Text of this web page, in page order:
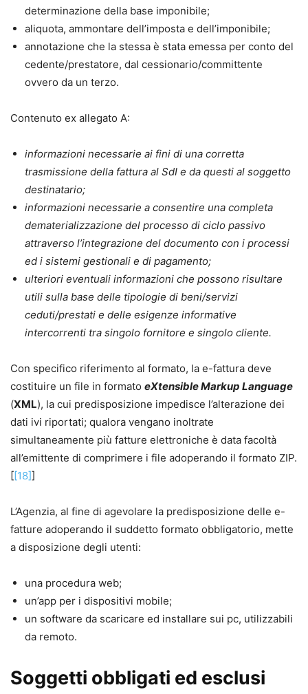
determinazione della base imponibile;
aliquota, ammontare dell’imposta e dell’imponibile;
annotazione che la stessa è stata emessa per conto del
cedente/prestatore, dal cessionario/committente
ovvero da un terzo.
Contenuto ex allegato A:
informazioni necessarie ai fini di una corretta
trasmissione della fattura al SdI e da questi al soggetto
destinatario;
informazioni necessarie a consentire una completa
dematerializzazione del processo di ciclo passivo
attraverso l’integrazione del documento con i processi
ed i sistemi gestionali e di pagamento;
ulteriori eventuali informazioni che possono risultare
utili sulla base delle tipologie di beni/servizi
ceduti/prestati e delle esigenze informative
intercorrenti tra singolo fornitore e singolo cliente.
Con specifico riferimento al formato, la e-fattura deve
costituire un file in formato eXtensible Markup Language
(XML), la cui predisposizione impedisce l’alterazione dei
dati ivi riportati; qualora vengano inoltrate
simultaneamente più fatture elettroniche è data facoltà
all’emittente di comprimere i file adoperando il formato ZIP.
[[18]]
L’Agenzia, al fine di agevolare la predisposizione delle e-
fatture adoperando il suddetto formato obbligatorio, mette
a disposizione degli utenti:
una procedura web;
un’app per i dispositivi mobile;
un software da scaricare ed installare sui pc, utilizzabili
da remoto.
Soggetti obbligati ed esclusi